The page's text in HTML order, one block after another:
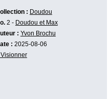
: Doudou
2 - Doudou et Max
: Yvon Brochu
: 2025-08-06